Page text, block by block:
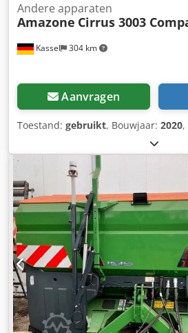
Kassel 304 km
Andere apparaten
Amazone Cirrus 3003
Aanvragen
Toestand: gebruikt, Bouwjaar: 2020,